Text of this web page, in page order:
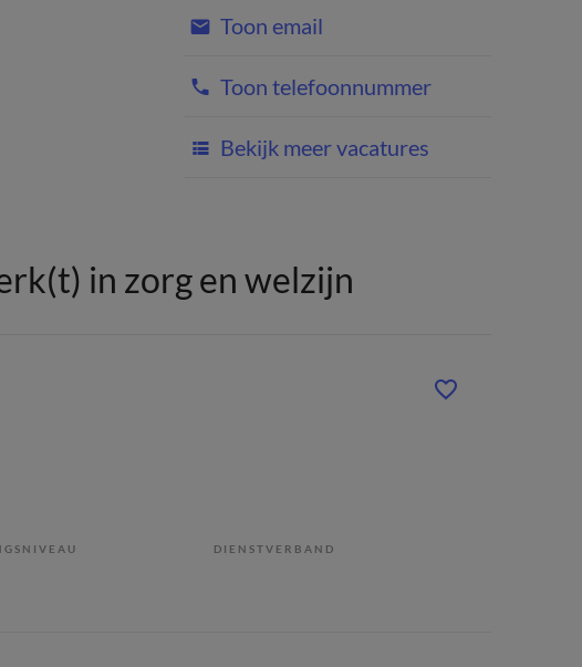
Toon email
Toon telefoonnummer
Bekijk meer vacatures
in zorg en welzijn
DIENSTVERBAND